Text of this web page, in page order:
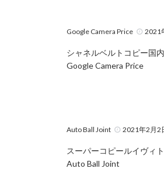
Google Camera Price 2021
シャネルベルトコピー国
Google Camera Price
Auto Ball Joint 2021年2月2
スーパーコピールイヴィ
Auto Ball Joint